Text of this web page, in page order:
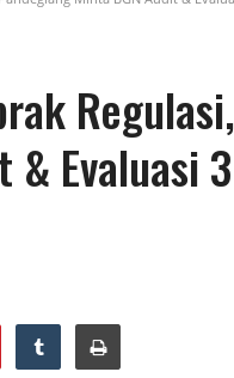
Evaluasi